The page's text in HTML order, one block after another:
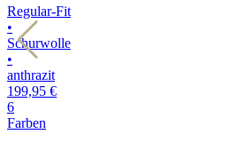
Regular-Fit
•
Schurwolle
•
anthrazit
199,95 €
6
Farben